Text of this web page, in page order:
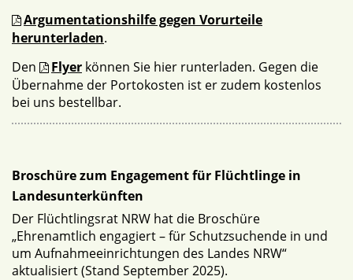
Argumentationshilfe gegen Vorurteile
herunterladen.
Den
Flyer können Sie hier runterladen. Gegen die
Übernahme der Portokosten ist er zudem kostenlos
bei uns bestellbar.
Broschüre zum Engagement für Flüchtlinge in
Landesunterkünften
Der Flüchtlingsrat NRW hat die Broschüre
„Ehrenamtlich engagiert – für Schutzsuchende in und
um Aufnahmeeinrichtungen des Landes NRW“
aktualisiert (Stand September 2025).